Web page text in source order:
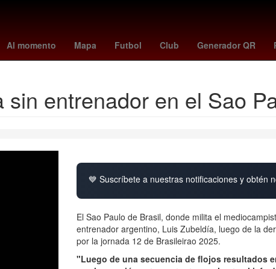
Al momento Mapa Futbol Club Generador QR
sounders mujeres bienestar estado 51 Sergio Canales
entrenador en el Sao
💙 Suscríbete a nuestras notificaciones y obtén
El Sao Paulo de Brasil, donde milita el
entrenador argentino, Luis Zubeldía, luego de la
por la jornada 12 de Brasileirao 2025.
"Luego de una secuencia de flojos resultados